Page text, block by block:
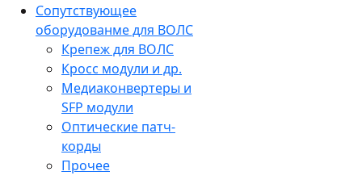
Сопутствующее
оборудованме для ВОЛС
Крепеж для ВОЛС
Кросс модули и др.
Медиаконвертеры и
SFP модули
Оптические патч-
корды
Прочее